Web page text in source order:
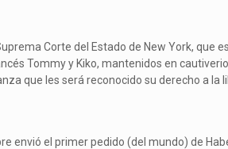
Corte del Estado de New York, que
Tommy y Kiko, mantenidos en
que les será reconocido su derecho a la
envió el primer pedido (del mundo) de